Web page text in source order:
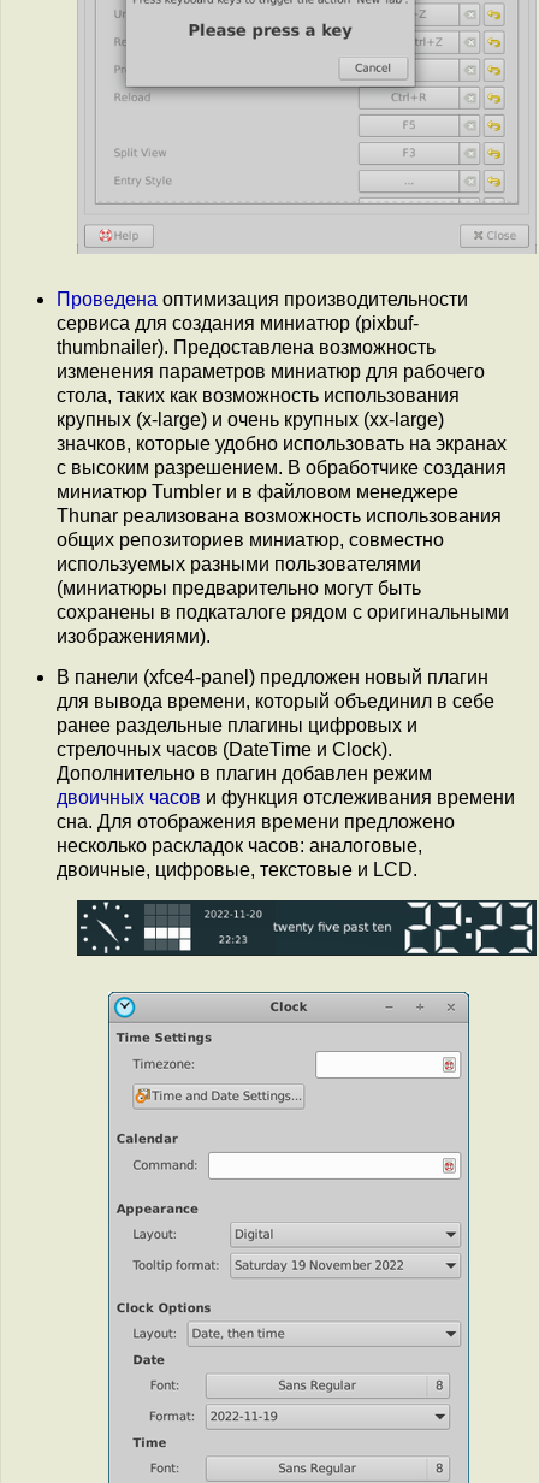
Проведена оптимизация производительности
сервиса для создания миниатюр (pixbuf-
thumbnailer). Предоставлена возможность
изменения параметров миниатюр для рабочего
стола, таких как возможность использования
крупных (x-large) и очень крупных (xx-large)
значков, которые удобно использовать на экранах
с высоким разрешением. В обработчике создания
миниатюр Tumbler и в файловом менеджере
Thunar реализована возможность использования
общих репозиториев миниатюр, совместно
используемых разными пользователями
(миниатюры предварительно могут быть
сохранены в подкаталоге рядом с оригинальными
изображениями).
В панели (xfce4-panel) предложен новый плагин
для вывода времени, который объединил в себе
ранее раздельные плагины цифровых и
стрелочных часов (DateTime и Clock).
Дополнительно в плагин добавлен режим
двоичных часов и функция отслеживания времени
сна. Для отображения времени предложено
несколько раскладок часов: аналоговые,
двоичные, цифровые, текстовые и LCD.